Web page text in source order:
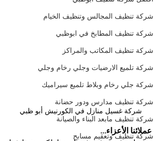
شركة تنظيف المجالس وتنظيف الخيام
شركة تنظيف المطابخ في ابوظبي
شركة تنظيف المكاتب والمراكز
شركة تلميع الارضيات وجلي رخام وجلي
شركة جلي رخام وبلاط تلميع سيراميك
شركة تنظيف مدارس ودور حضانة
شركة تنظيف مابعد البناء والصيانة
شركة تنظيف وتعقيم مسابح
شركة غسيل منازل في الكورنيش أبو ظبي
عملائنا الأعزاء...